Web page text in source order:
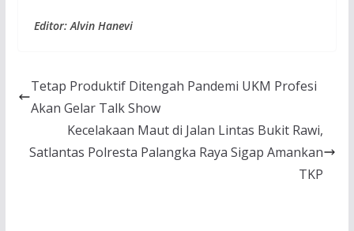
Editor: Alvin Hanevi
Tetap Produktif Ditengah Pandemi UKM Profesi
Akan Gelar Talk Show
Kecelakaan Maut di Jalan Lintas Bukit Rawi,
Satlantas Polresta Palangka Raya Sigap Amankan
TKP